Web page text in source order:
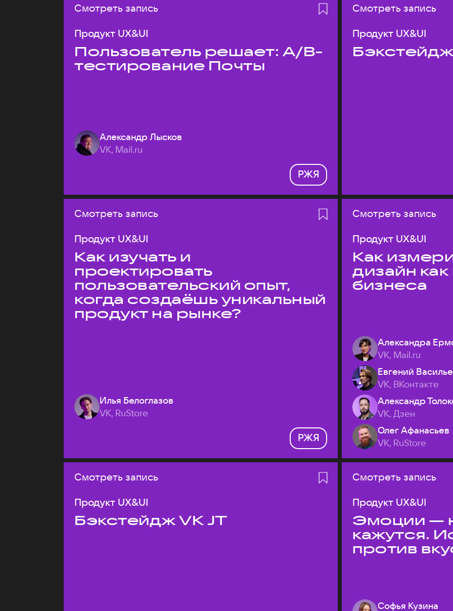
Смотреть запись
Продукт UX&UI
Пользователь решает: A/B-
тестирование Почты
Александр Лысков
VK, Mail.ru
РЖЯ
Смотреть запись
Продукт UX&UI
Бэкстейдж
Смотреть запись
Продукт UX&UI
Как изучать и
проектировать
пользовательский опыт,
когда создаёшь уникальный
продукт на рынке?
Илья Белоглазов
VK, RuStore
РЖЯ
Смотреть запись
Продукт UX&UI
Как
дизайн
бизнеса
Александра
VK, Mail.ru
Евгений
VK, ВКонтакте
Александр
VK, Дзен
Олег Афанасьев
VK, RuStore
Смотреть запись
Продукт UX&UI
Бэкстейдж VK JT
Смотреть запись
Продукт UX&UI
Эмоции —
кажутся.
против
Софья Кузина